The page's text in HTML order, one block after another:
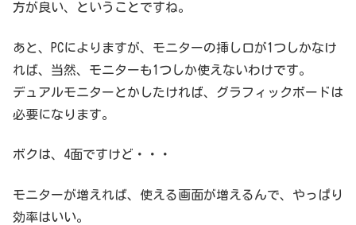
方が良い、ということですね。
あと、PCによりますが、モニターの挿し口が1つしかなけ
れば、当然、モニターも1つしか使えないわけです。
デュアルモニターとかしたければ、グラフィックボードは
必要になります。
ボクは、4面ですけど・・・
モニターが増えれば、使える画面が増えるんで、やっぱり
効率はいい。